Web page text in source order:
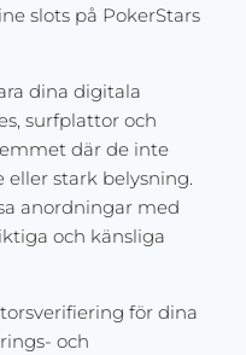
slots på PokerStars
dina digitala
surfplattor och
där de inte
eller stark belysning.
anordningar med
och känsliga
för dina
och